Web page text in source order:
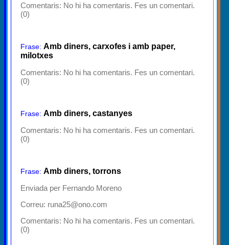
Comentaris: No hi ha comentaris. Fes un comentari.
(0)
Frase: Amb diners, carxofes i amb paper,
milotxes
Comentaris: No hi ha comentaris. Fes un comentari.
(0)
Frase: Amb diners, castanyes
Comentaris: No hi ha comentaris. Fes un comentari.
(0)
Frase: Amb diners, torrons
Enviada per Fernando Moreno
Correu: runa25@ono.com
Comentaris: No hi ha comentaris. Fes un comentari.
(0)